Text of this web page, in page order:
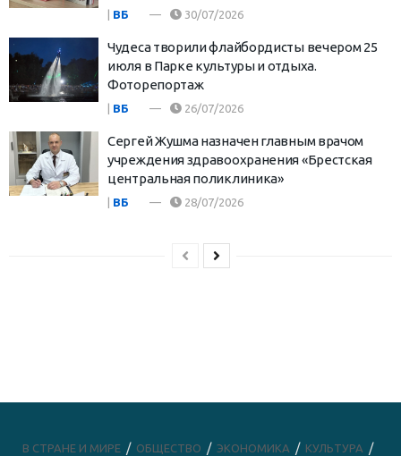
ВБ 30/07/2026
Чудеса творили флайбордисты вечером 25
июля в Парке культуры и отдыха.
Фоторепортаж
ВБ 26/07/2026
Сергей Жушма назначен главным врачом
учреждения здравоохранения «Брестская
центральная поликлиника»
ВБ 28/07/2026
В СТРАНЕ И МИРЕ ОБЩЕСТВО ЭКОНОМИКА КУЛЬТУРА